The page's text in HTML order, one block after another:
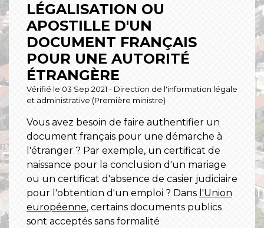
LÉGALISATION OU
APOSTILLE D'UN
DOCUMENT FRANÇAIS
POUR UNE AUTORITÉ
ÉTRANGÈRE
Vérifié le 03 Sep 2021 - Direction de l'information légale
et administrative (Première ministre)
Vous avez besoin de faire authentifier un
document français pour une démarche à
l'étranger ? Par exemple, un certificat de
naissance pour la conclusion d'un mariage
ou un certificat d'absence de casier judiciaire
pour l'obtention d'un emploi ? Dans l'Union
européenne, certains documents publics
sont acceptés sans formalité